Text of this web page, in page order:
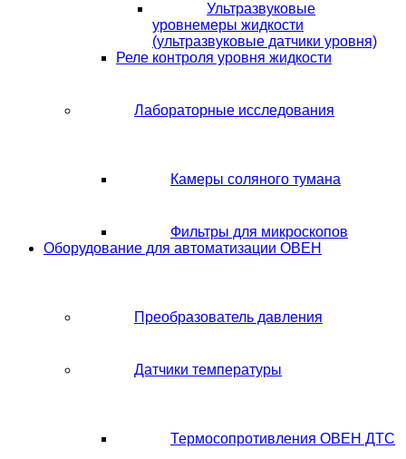
Ультразвуковые
уровнемеры жидкости
(ультразвуковые датчики уровня)
Реле контроля уровня жидкости
Лабораторные исследования
Камеры соляного тумана
Фильтры для микроскопов
Оборудование для автоматизации ОВЕН
Преобразователь давления
Датчики температуры
Термосопротивления ОВЕН ДТС